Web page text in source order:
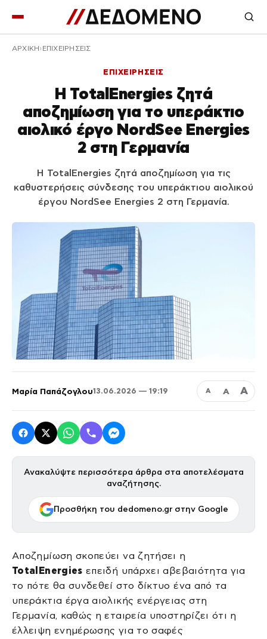
ΑΡΧΙΚΉ ΕΠΙΧΕΙΡΗΣΕΙΣ
ΕΠΙΧΕΙΡΗΣΕΙΣ
Η TotalEnergies ζητά
αποζημίωση για το υπεράκτιο
αιολικό έργο NordSee Energies
2 στη Γερμανία
Η TotalEnergies ζητά αποζημίωση για τις
καθυστερήσεις σύνδεσης του υπεράκτιου αιολικού
έργου NordSee Energies 2 στη Γερμανία.
Μαρία Παπάζογλου13.06.2026 — 19:19 Α Α Α
Ανακαλύψτε περισσότερα άρθρα στα αποτελέσματα
αναζήτησης.
Προσθήκη του dedomeno.gr στην Google
Αποζημίωση σκοπεύει να ζητήσει η
TotalEnergies επειδή υπάρχει αβεβαιότητα για
το πότε θα συνδεθεί στο δίκτυο ένα από τα
υπεράκτια έργα αιολικής ενέργειας στη
Γερμανία, καθώς η εταιρεία υποστηρίζει ότι η
έλλειψη ενημέρωσης για το σαφές